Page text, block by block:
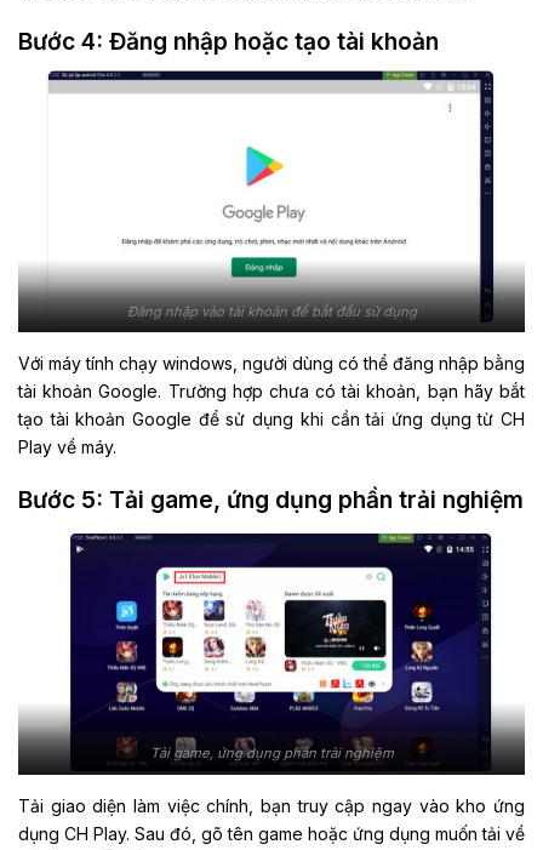
Bước 4: Đăng nhập hoặc tạo tài khoản
Đăng nhập vào tài khoản để bắt đầu sử dụng
Với máy tính chạy windows, người dùng có thể đăng nhập bằng
tài khoản Google. Trường hợp chưa có tài khoản, bạn hãy bắt
tạo tài khoản Google để sử dụng khi cần tải ứng dụng từ CH
Play về máy.
Bước 5: Tải game, ứng dụng phần trải nghiệm
Tải game, ứng dụng phần trải nghiệm
Tải giao diện làm việc chính, bạn truy cập ngay vào kho ứng
dụng CH Play. Sau đó, gõ tên game hoặc ứng dụng muốn tải về